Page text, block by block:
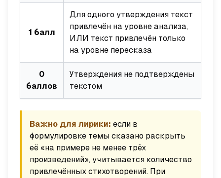
1 балл
Для одного утверждения текст
привлечён на уровне анализа,
ИЛИ текст привлечён только
на уровне пересказа
0
баллов
Утверждения не подтверждены
текстом
Важно для лирики: если в
формулировке темы сказано раскрыть
её «на примере не менее трёх
произведений», учитывается количество
привлечённых стихотворений. При